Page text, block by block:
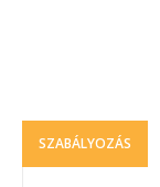
SZABÁLYOZÁS